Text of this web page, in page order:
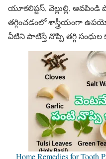
యూకలిప్టస్, వెల్లుల్లి,
తగ్గించడంలో శాస్త్రీయంగా
వీటిని పాటిస్తే నొప్పి తగ్గి సంధుల
Home Remedies for Tooth